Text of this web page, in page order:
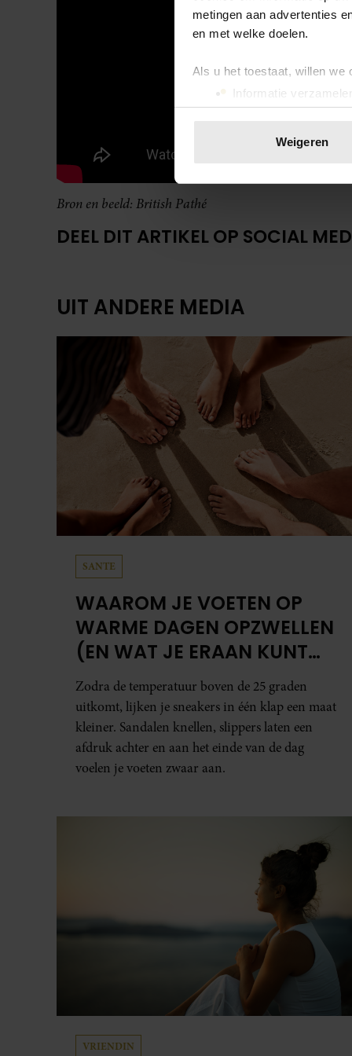
metingen aan advertenties
en met welke doelen.
Als u het toestaat, willen we
Informatie
Uw apparaat
toestemming op elk
We gebruiken cookies om
websiteverkeer te
media, adverteren en
verstrekt of die ze hebben
Weigeren
Bron en beeld: British Pathé
DEEL DIT ARTIKEL OP SOCIAL
UIT ANDERE MEDIA
SANTE
WAAROM JE VOETEN OP
WARME DAGEN OPZWELLEN
(EN WAT JE ERAAN KUNT
DOEN)
Zodra de temperatuur boven de 25 graden
uitkomt, lijken je sneakers in één klap een maat
kleiner. Sandalen knellen, slippers laten een
afdruk achter en aan het einde van de dag
voelen je voeten zwaar aan.
VRIENDIN